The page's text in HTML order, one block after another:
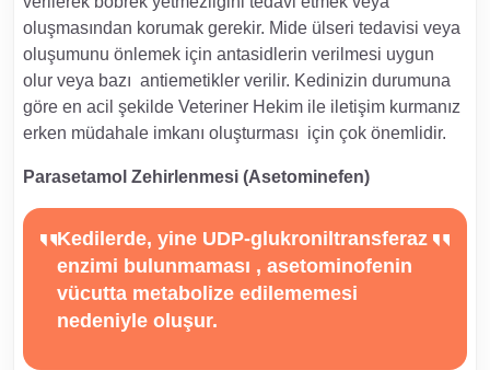
oluşmasından korumak gerekir. Mide ülseri tedavisi veya
oluşumunu önlemek için antasidlerin verilmesi uygun
olur veya bazı antiemetikler verilir. Kedinizin durumuna
göre en acil şekilde Veteriner Hekim ile iletişim kurmanız
erken müdahale imkanı oluşturması için çok önemlidir.
Parasetamol Zehirlenmesi (Asetominefen)
Kedilerde, yine UDP-glukroniltransferaz
enzimi bulunmaması , asetominofenin
vücutta metabolize edilememesi
nedeniyle oluşur.